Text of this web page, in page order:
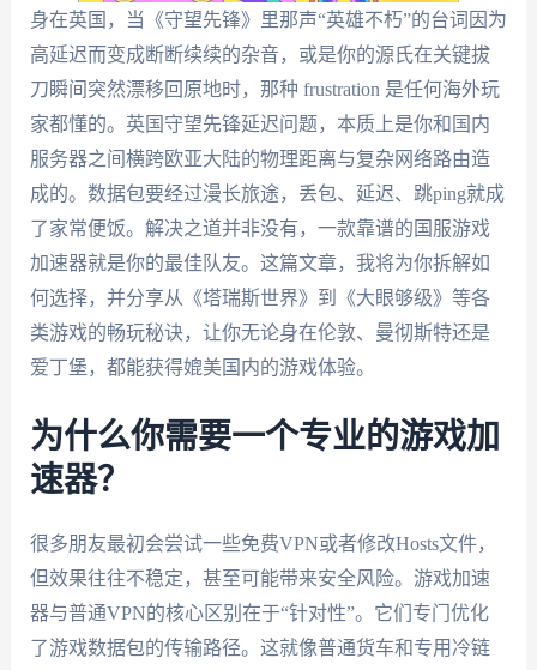
身在英国，当《守望先锋》里那声“英雄不朽”的台词因为
高延迟而变成断断续续的杂音，或是你的源氏在关键拔
刀瞬间突然漂移回原地时，那种 frustration 是任何海外玩
家都懂的。英国守望先锋延迟问题，本质上是你和国内
服务器之间横跨欧亚大陆的物理距离与复杂网络路由造
成的。数据包要经过漫长旅途，丢包、延迟、跳ping就成
了家常便饭。解决之道并非没有，一款靠谱的国服游戏
加速器就是你的最佳队友。这篇文章，我将为你拆解如
何选择，并分享从《塔瑞斯世界》到《大眼够级》等各
类游戏的畅玩秘诀，让你无论身在伦敦、曼彻斯特还是
爱丁堡，都能获得媲美国内的游戏体验。
为什么你需要一个专业的游戏加
速器？
很多朋友最初会尝试一些免费VPN或者修改Hosts文件，
但效果往往不稳定，甚至可能带来安全风险。游戏加速
器与普通VPN的核心区别在于“针对性”。它们专门优化
了游戏数据包的传输路径。这就像普通货车和专用冷链